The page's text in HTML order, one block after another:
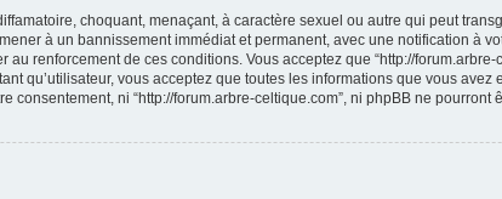
choquant, menaçant, à caractère sexuel ou autre qui peut
à un bannissement immédiat et permanent, avec une notification à
renforcement de ces conditions. Vous acceptez que “http://
qu’utilisateur, vous acceptez que toutes les informations que vous
ni “http://forum.arbre-celtique.com”, ni phpBB ne